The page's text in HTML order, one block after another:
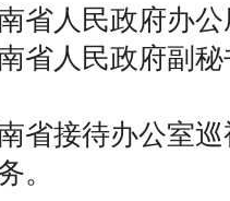
人民政府办公
人民政府副秘
接待办公室巡
。